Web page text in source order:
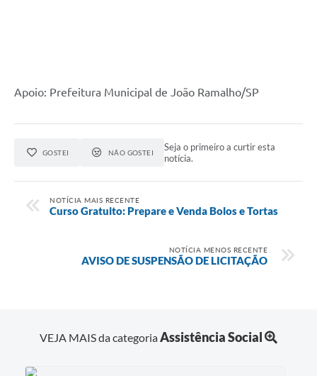
Apoio: Prefeitura Municipal de João Ramalho/SP
GOSTEI NÃO GOSTEI
Seja o primeiro a curtir esta
notícia.
NOTÍCIA MAIS RECENTE
Curso Gratuito: Prepare e Venda Bolos e Tortas
NOTÍCIA MENOS RECENTE
AVISO DE SUSPENSÃO DE LICITAÇÃO
VEJA MAIS da categoriaAssistência Social